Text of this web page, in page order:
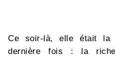
Ce soir-là, elle était
dernière fois : la